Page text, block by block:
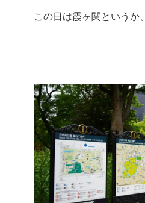
この日は霞ヶ関というか、